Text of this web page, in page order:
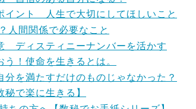
イント 人生で大切にしてほしいこと
人間関係で必要なこと
ディスティニーナンバーを活かす
！使命を生きるとは。
を満たすだけのものじゃなかった？
で楽に生きる】